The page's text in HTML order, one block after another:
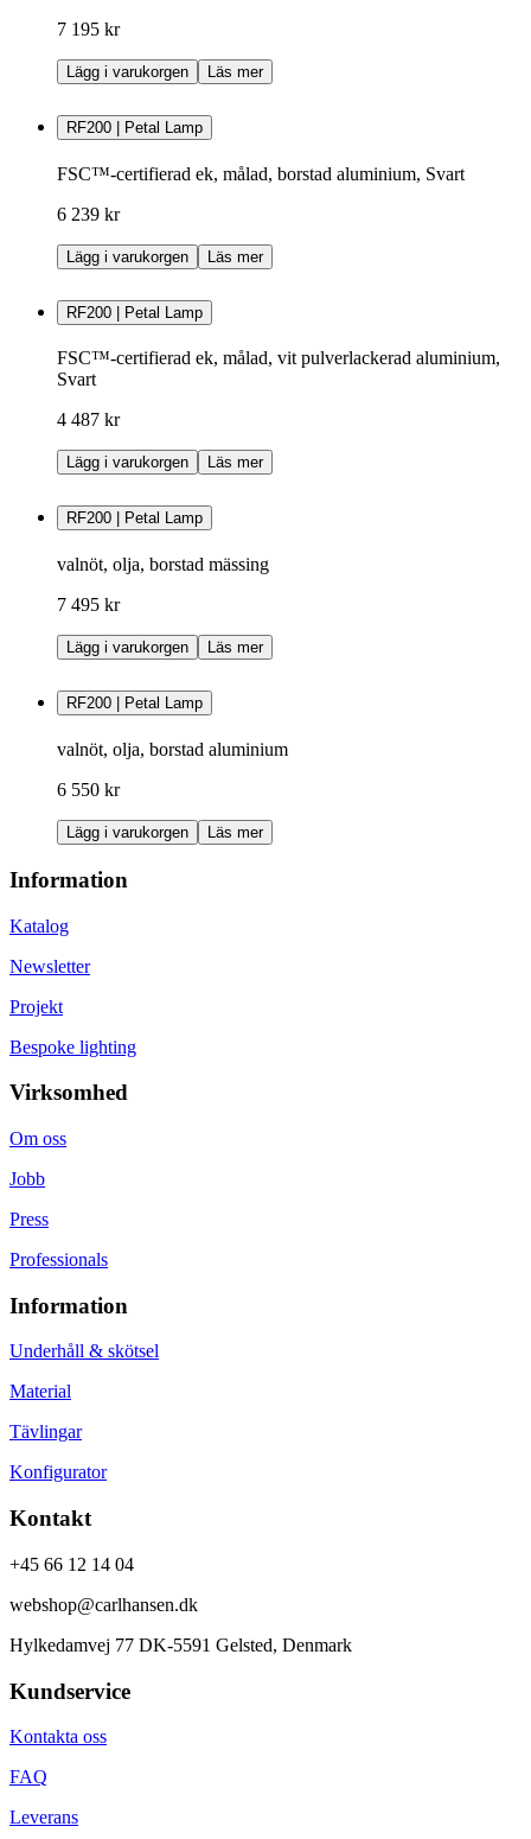
7 195 kr
Lägg i varukorgen Läs mer
RF200 | Petal Lamp
FSC™-certifierad ek, målad, borstad aluminium, Svart
6 239 kr
Lägg i varukorgen Läs mer
RF200 | Petal Lamp
FSC™-certifierad ek, målad, vit pulverlackerad aluminium,
Svart
4 487 kr
Lägg i varukorgen Läs mer
RF200 | Petal Lamp
valnöt, olja, borstad mässing
7 495 kr
Lägg i varukorgen Läs mer
RF200 | Petal Lamp
valnöt, olja, borstad aluminium
6 550 kr
Lägg i varukorgen Läs mer
Information
Katalog
Newsletter
Projekt
Bespoke lighting
Virksomhed
Om oss
Jobb
Press
Professionals
Information
Underhåll & skötsel
Material
Tävlingar
Konfigurator
Kontakt
+45 66 12 14 04
webshop@carlhansen.dk
Hylkedamvej 77 DK-5591 Gelsted, Denmark
Kundservice
Kontakta oss
FAQ
Leverans